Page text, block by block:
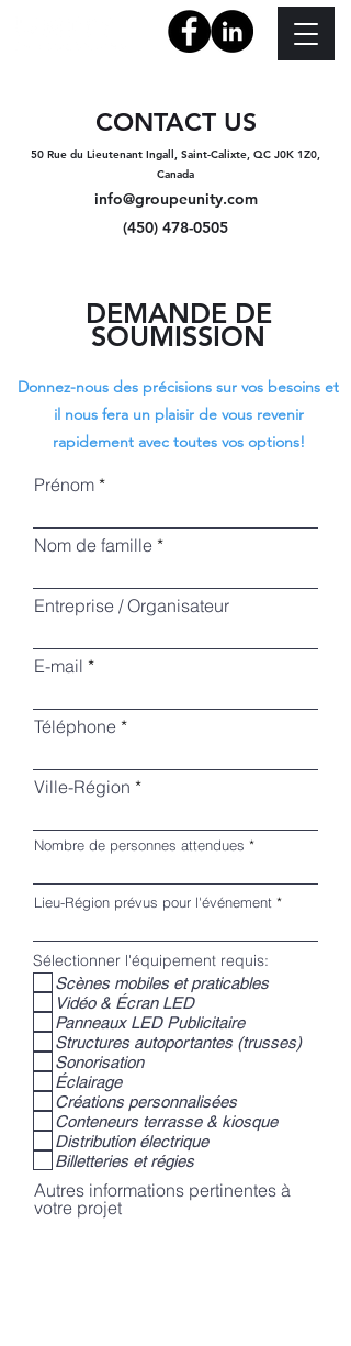
CONTACT US
50 Rue du Lieutenant Ingall, Saint-Calixte, QC J0K 1Z0,
Canada
info@groupeunity.com
(450) 478-0505
DEMANDE DE
SOUMISSION
Donnez-nous des précisions sur vos besoins et
il nous fera un plaisir de vous revenir
rapidement avec toutes vos options!
Prénom
Nom de famille
Entreprise / Organisateur
E-mail
Téléphone
Ville-Région
Nombre de personnes attendues
Lieu-Région prévus pour l'événement
Sélectionner l'équipement requis:
Scènes mobiles et praticables
Vidéo & Écran LED
Panneaux LED Publicitaire
Structures autoportantes (trusses)
Sonorisation
Éclairage
Créations personnalisées
Conteneurs terrasse & kiosque
Distribution électrique
Billetteries et régies
Autres informations pertinentes à
votre projet